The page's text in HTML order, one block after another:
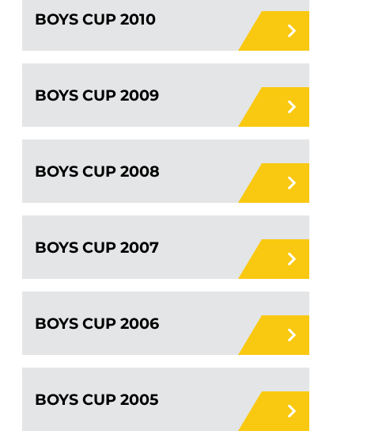
BOYS CUP 2010
BOYS CUP 2009
BOYS CUP 2008
BOYS CUP 2007
BOYS CUP 2006
BOYS CUP 2005